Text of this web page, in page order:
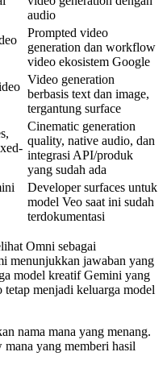
audio
Prompted video
generation dan workflow
video ekosistem Google
Video generation
berbasis text dan image,
tergantung surface
Cinematic generation
quality, native audio, dan
integrasi API/produk
yang sudah ada
Developer surfaces untuk
model Veo saat ini sudah
terdokumentasi
Omni sebagai
menunjukkan jawaban yang
model kreatif Gemini yang
menjadi keluarga model
nama mana yang menang.
yang memberi hasil